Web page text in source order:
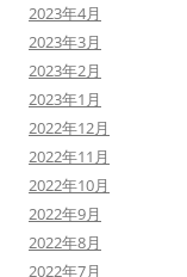
2023年4月
2023年3月
2023年2月
2023年1月
2022年12月
2022年11月
2022年10月
2022年9月
2022年8月
2022年7月